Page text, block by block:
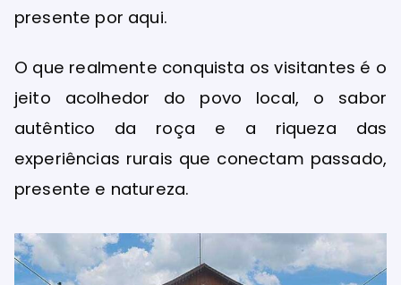
presente por aqui.
O que realmente conquista os visitantes é o
jeito acolhedor do povo local, o sabor
autêntico da roça e a riqueza das
experiências rurais que conectam passado,
presente e natureza.